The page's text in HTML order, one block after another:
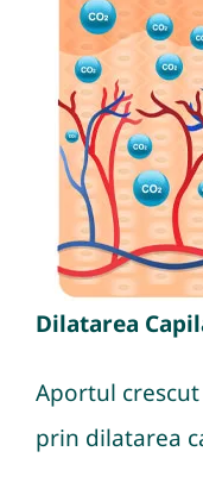
Dilatarea
Aportul
prin dilatarea